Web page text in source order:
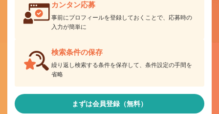
カンタン応募
事前にプロフィールを登録しておくことで、応募時の
入力が簡単に
検索条件の保存
繰り返し検索する条件を保存して、条件設定の手間を
省略
まずは会員登録（無料）